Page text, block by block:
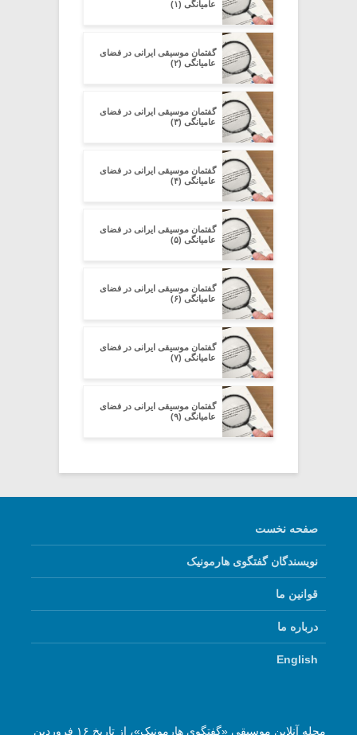
عامیانگی (۱)
گفتمان موسیقی ایرانی در فضای
عامیانگی (۲)
گفتمان موسیقی ایرانی در فضای
عامیانگی (۳)
گفتمان موسیقی ایرانی در فضای
عامیانگی (۴)
گفتمان موسیقی ایرانی در فضای
عامیانگی (۵)
گفتمان موسیقی ایرانی در فضای
عامیانگی (۶)
گفتمان موسیقی ایرانی در فضای
عامیانگی (۷)
گفتمان موسیقی ایرانی در فضای
عامیانگی (۹)
صفحه نخست
نویسندگان گفتگوی هارمونیک
قوانین ما
درباره ما
English
مجله آنلاین موسیقی «گفتگوی هارمونیک»، از تاریخ ۱۶ فروردین